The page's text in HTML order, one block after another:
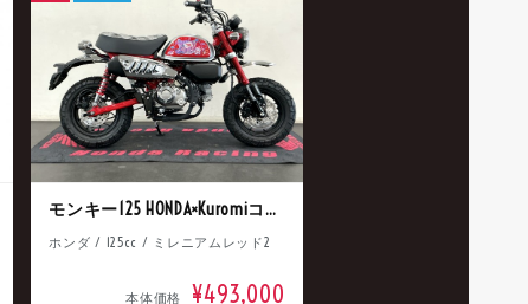
モンキー125 HONDA×Kuromiコラボ
ホンダ / 125cc / ミレニアムレッド2
本体価格 ¥493,000